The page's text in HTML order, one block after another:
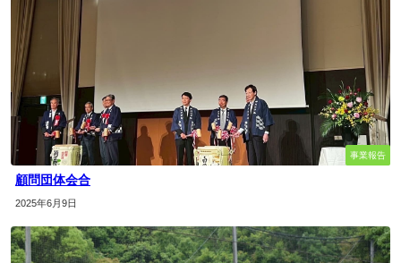
事業報告
顧問団体会合
2025年6月9日